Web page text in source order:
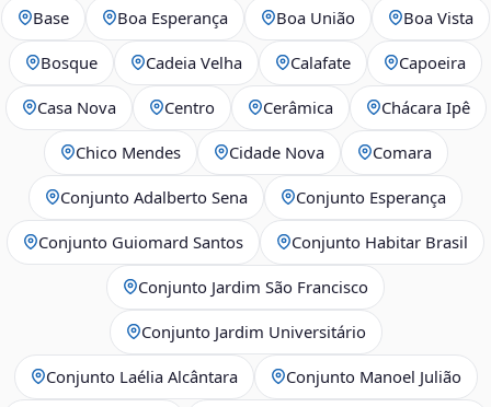
Base Boa Esperança Boa União Boa Vista
Bosque Cadeia Velha Calafate Capoeira
Casa Nova Centro Cerâmica Chácara Ipê
Chico Mendes Cidade Nova Comara
Conjunto Adalberto Sena Conjunto Esperança
Conjunto Guiomard Santos Conjunto Habitar Brasil
Conjunto Jardim São Francisco
Conjunto Jardim Universitário
Conjunto Laélia Alcântara Conjunto Manoel Julião